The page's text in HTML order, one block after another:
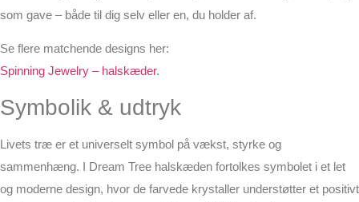
som gave – både til dig selv eller en, du holder af.
Se flere matchende designs her:
Spinning Jewelry – halskæder.
Symbolik & udtryk
Livets træ er et universelt symbol på vækst, styrke og
sammenhæng. I Dream Tree halskæden fortolkes symbolet i et let
og moderne design, hvor de farvede krystaller understøtter et positivt